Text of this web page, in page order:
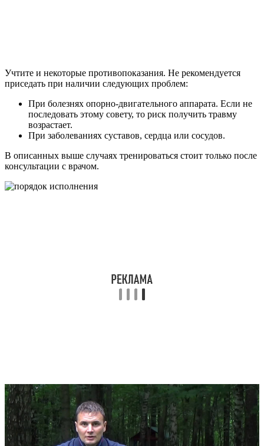
Учтите и некоторые противопоказания. Не рекомендуется
приседать при наличии следующих проблем:
При болезнях опорно-двигательного аппарата. Если не
последовать этому совету, то риск получить травму
возрастает.
При заболеваниях суставов, сердца или сосудов.
В описанных выше случаях тренироваться стоит только после
консультации с врачом.